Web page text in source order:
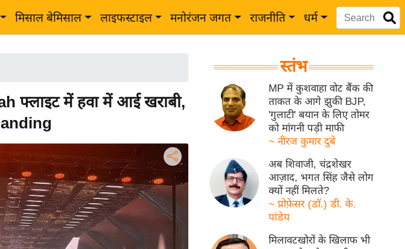
मिसाल बेमिसाल लाइफस्टाइल मनोरंजन जगत राजनीति धर्म
फ्लाइट में हवा में आई खराबी,
स्तंभ
MP में कुशवाहा वोट बैंक की
ताकत के आगे झुकी BJP,
'गुलाटी' बयान के लिए तोमर
को मांगनी पड़ी माफी
~ नीरज कुमार दुबे
अब शिवाजी, चंद्रशेखर
आज़ाद, भगत सिंह जैसे लोग
क्यों नहीं मिलते?
~ प्रोफ़ेसर (डॉ.) डी. के.
पांडेय
मिलावटखोरों के खिलाफ भी